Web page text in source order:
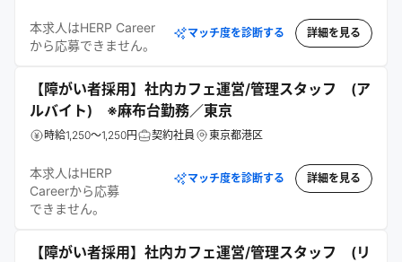
本求人はHERP Career
から応募できません。
マッチ度を診断する 詳細を見る
【障がい者採用】社内カフェ運営/管理スタッフ (ア
ルバイト) ※麻布台勤務／東京
時給1,250～1,250円 契約社員 東京都港区
本求人はHERP
Careerから応募
できません。
マッチ度を診断する 詳細を見る
【障がい者採用】社内カフェ運営/管理スタッフ (リ